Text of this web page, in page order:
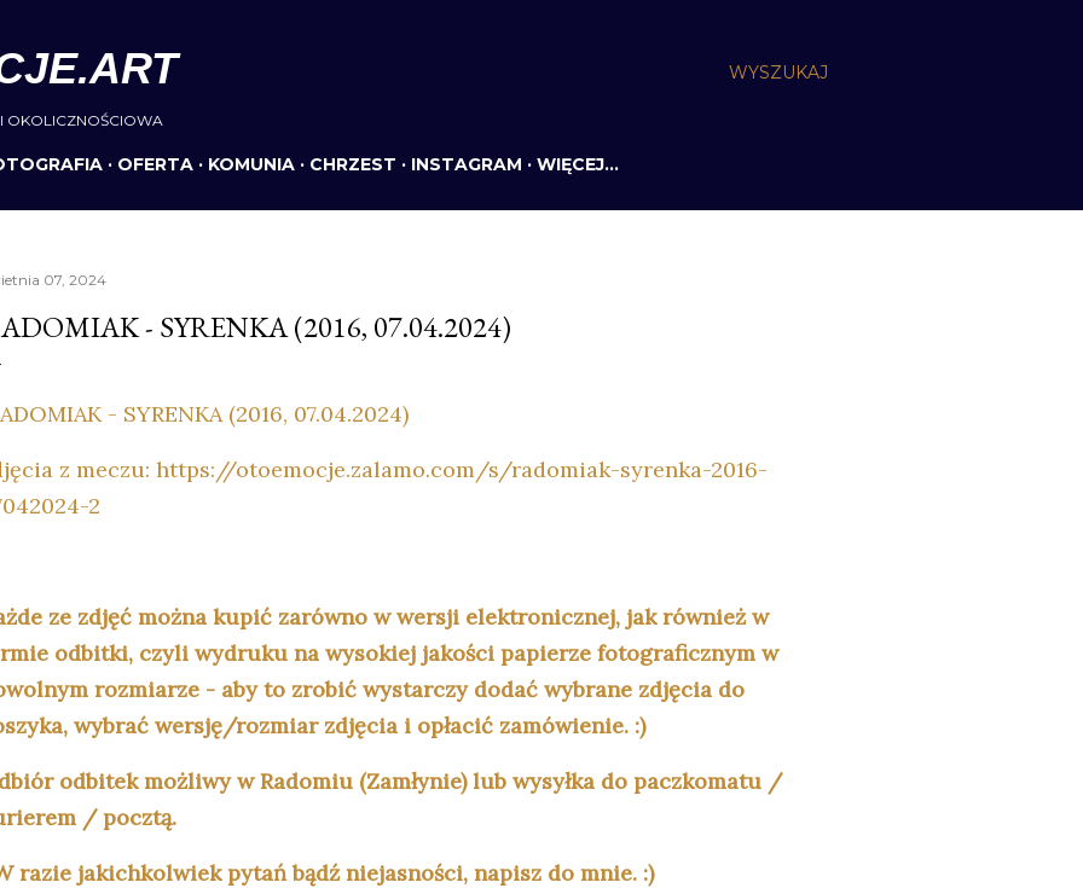
WYSZUKAJ
OKOLICZNOŚCIOWA
OFERTA KOMUNIA CHRZEST INSTAGRAM WIĘCEJ…
07, 2024
- SYRENKA (2016, 07.04.2024)
- SYRENKA (2016, 07.04.2024)
z meczu: https://otoemocje.zalamo.com/s/radomiak-syrenka-2016-
2
ze zdjęć można kupić zarówno w wersji elektronicznej, jak również w
odbitki, czyli wydruku na wysokiej jakości papierze fotograficznym w
rozmiarze - aby to zrobić wystarczy dodać wybrane zdjęcia do
wybrać wersję/rozmiar zdjęcia i opłacić zamówienie. :)
odbitek możliwy w Radomiu (Zamłynie) lub wysyłka do paczkomatu /
/ pocztą.
razie jakichkolwiek pytań bądź niejasności, napisz do mnie. :)